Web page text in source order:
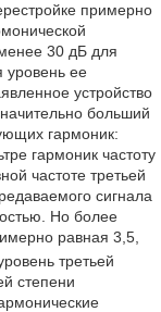
примерно
30 дБ для
уровень ее
устройство
больший
гармоник:
гармоник частоту
частоте третьей
сигнала
Но более
равная 3,5,
третьей
степени